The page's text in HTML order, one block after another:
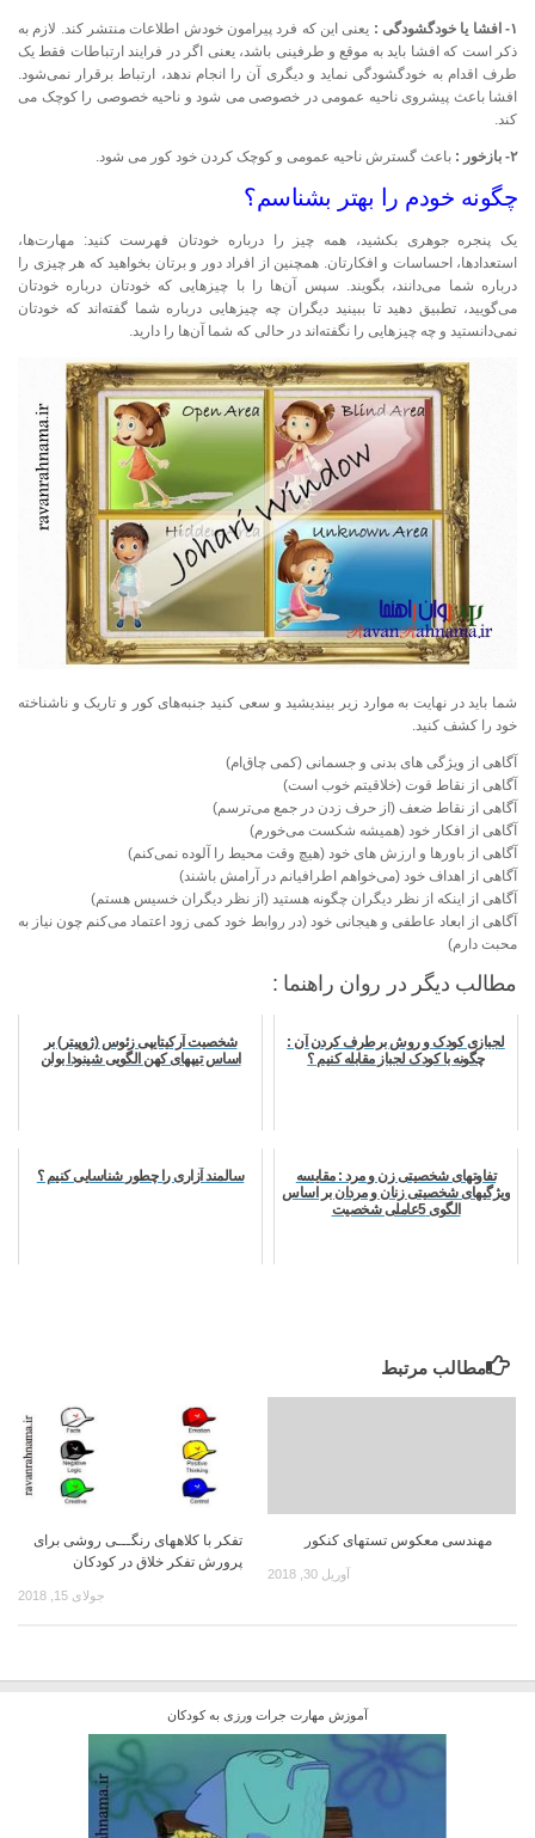
۱- افشا یا خودگشودگی :
یعنی این که فرد پیرامون خودش اطلاعات منتشر کند. لازم به
ذکر است که افشا باید به موقع و طرفینی باشد، یعنی اگر در فرایند ارتباطات فقط یک
طرف اقدام به خودگشودگی نماید و دیگری آن را انجام ندهد، ارتباط برقرار نمی‌شود.
افشا باعث پیشروی ناحیه عمومی در خصوصی می شود و ناحیه خصوصی را کوچک می
کند.
۲- بازخور : باعث گسترش ناحیه عمومی و کوچک کردن خود کور می شود.
چگونه خودم را بهتر بشناسم؟
یک پنجره جوهری بکشید، همه چیز را درباره خودتان فهرست کنید: مهارت‌ها،
استعدادها، احساسات و افکارتان. همچنین از افراد دور و برتان بخواهید که هر چیزی را
درباره شما می‌دانند، بگویند. سپس آن‌ها را با چیزهایی که خودتان درباره خودتان
می‌گویید، تطبیق دهید تا ببینید دیگران چه چیزهایی درباره شما گفته‌اند که خودتان
نمی‌دانستید و چه چیزهایی را نگفته‌اند در حالی که شما آن‌ها را دارید.
شما باید در نهایت به موارد زیر بیندیشید و سعی کنید جنبه‌های کور و تاریک و ناشناخته
خود را کشف کنید.
آگاهی از ویژگی های بدنی و جسمانی (کمی چاق‌ام)
آگاهی از نقاط قوت (خلاقیتم خوب است)
آگاهی از نقاط ضعف (از حرف زدن در جمع می‌ترسم)
آگاهی از افکار خود (همیشه شکست می‌خورم)
آگاهی از باورها و ارزش های خود (هیچ وقت محیط را آلوده نمی‌کنم)
آگاهی از اهداف خود (می‌خواهم اطرافیانم در آرامش باشند)
آگاهی از اینکه از نظر دیگران چگونه هستید (از نظر دیگران خسیس هستم)
آگاهی از ابعاد عاطفی‌ و هیجانی خود (در روابط خود کمی زود اعتماد می‌کنم چون نیاز به
محبت دارم)
مطالب دیگر در روان راهنما :
لجبازی کودک و روش برطرف کردن آن :
چگونه با کودک لجباز مقابله کنیم ؟
شخصیت آرکیتایپی زئوس (ژوپیتر) بر
اساس تیپهای کهن الگویی شینودا بولن
تفاوتهای شخصیتی زن و مرد : مقایسه
ویژگیهای شخصیتی زنان و مردان بر اساس
الگوی 5عاملی شخصیت
سالمند آزاری را چطور شناسایی کنیم ؟
مطالب مرتبط
ﺗﻔﮑﺮ ﺑﺎ ﮐﻼههای رﻧﮕـــﯽ روشی برای
پرورش تفکر خلاق در کودکان
جولای 15, 2018
مهندسی معکوس تستهای کنکور
آوریل 30, 2018
آموزش مهارت جرات ورزی به کودکان